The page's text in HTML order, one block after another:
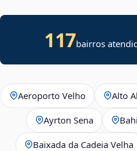
117bairros
Aeroporto Velho Alto
Ayrton Sena
Baixada da Cadeia Velha